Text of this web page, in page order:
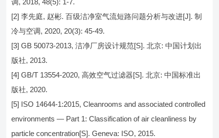
调, 2018, 48(5): 1-7.
[2] 李先庭, 赵彬. 百级洁净室气流短路问题分析与改进[J]. 制
冷与空调, 2020, 20(3): 45-49.
[3] GB 50073-2013, 洁净厂房设计规范[S]. 北京: 中国计划出
版社, 2013.
[4] GB/T 13554-2020, 高效空气过滤器[S]. 北京: 中国标准出
版社, 2020.
[5] ISO 14644-1:2015, Cleanrooms and associated controlled
environments — Part 1: Classification of air cleanliness by
particle concentration[S]. Geneva: ISO, 2015.